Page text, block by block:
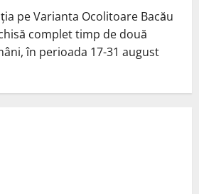
pe Varianta Ocolitoare Bacău
complet timp de două
în perioada 17-31 august